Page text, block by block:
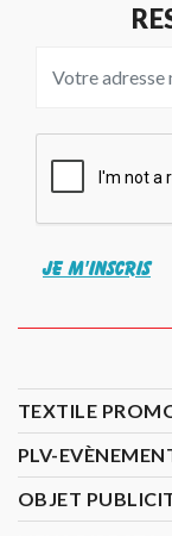
JE M'INSCRIS
TEXTILE
PLV-
OBJET